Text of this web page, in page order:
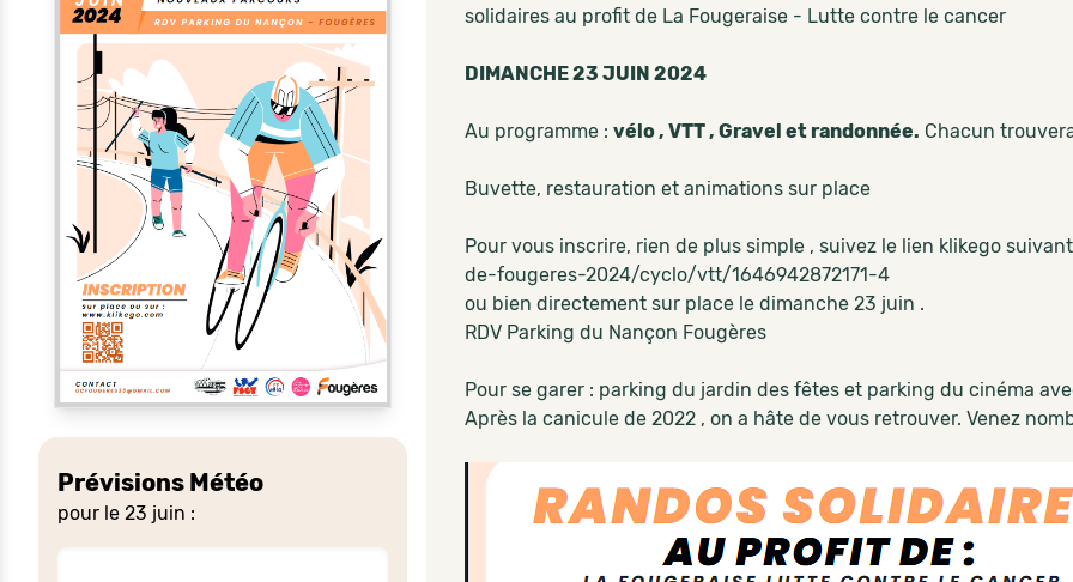
Prévisions Météo
pour le 23 juin :
solidaires au profit de La Fougeraise - Lutte contre le cancer
DIMANCHE 23 JUIN 2024
Au programme : vélo , VTT , Gravel et randonnée. Chacun
Buvette, restauration et animations sur place
Pour vous inscrire, rien de plus simple , suivez le lien klikego
de-fougeres-2024/cyclo/vtt/1646942872171-4
ou bien directement sur place le dimanche 23 juin .
RDV Parking du Nançon Fougères
Pour se garer : parking du jardin des fêtes et parking du cinéma
Après la canicule de 2022 , on a hâte de vous retrouver. Venez